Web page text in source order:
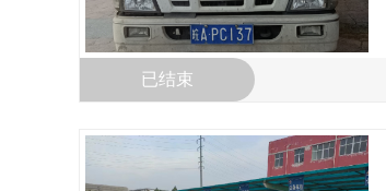
已结束